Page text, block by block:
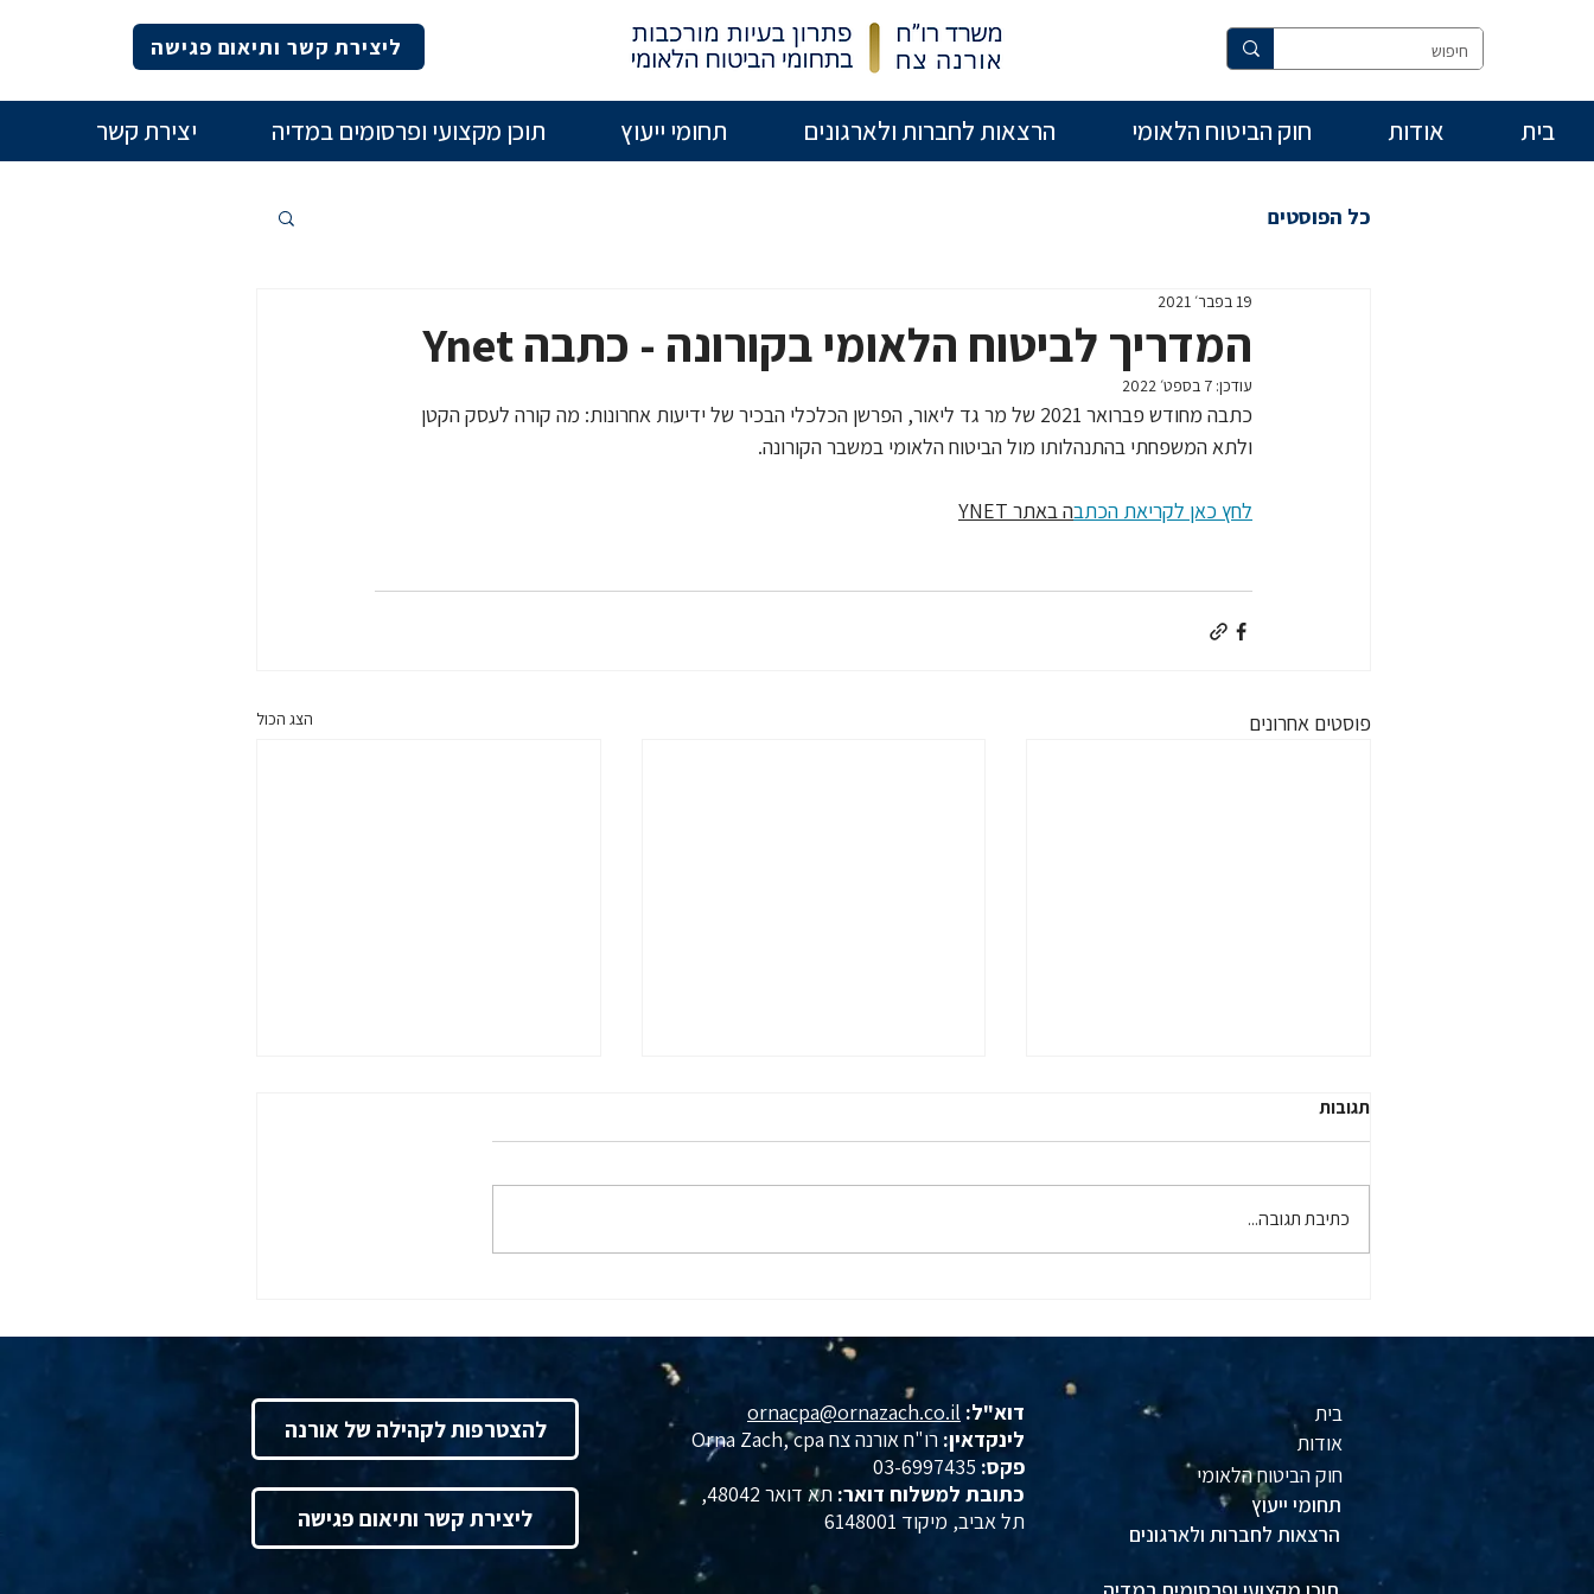
ליצירת קשר ותיאום פגישה
בית אודות חוק הביטוח הלאומי הרצאות לחברות ולארגונים תחומי ייעוץ תוכן מקצועי ופרסומים במדיה יצירת קשר
כל הפוסטים
המדריך לביטוח הלאומי בקורונה - כתבה Ynet
19 בפבר׳ 2021
עודכן: 7 בספט׳ 2022
כתבה מחודש פברואר 2021 של מר גד ליאור, הפרשן הכלכלי הבכיר של ידיעות אחרונות: מה קורה לעסק הקטן
ולתא המשפחתי בהתנהלותו מול הביטוח הלאומי במשבר הקורונה.
לחץ כאן לקריאת הכתבה באתר YNET
פוסטים אחרונים הצג הכול
הארי" ללקוחות מלם שכר פלוס
אורנה צח
שנערך ביום 10.12.25
תגובות
כתיבת תגובה...
להצטרפות לקהילה של אורנה
ליצירת קשר ותיאום פגישה
דוא"ל: ornacpa@ornazach.co.il
לינקדאין: רו"ח אורנה צח Orna Zach, cpa‏
פקס: 03-6997435
כתובת למשלוח דואר: תא דואר 48042,
תל אביב, מיקוד 6148001
בית
אודות
חוק הביטוח הלאומי
תחומי ייעוץ
הרצאות לחברות ולארגונים